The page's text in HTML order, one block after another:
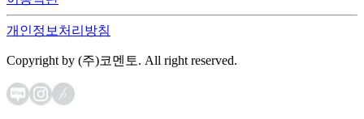
개인정보처리방침
Copyright by (주)코멘토. All right reserved.